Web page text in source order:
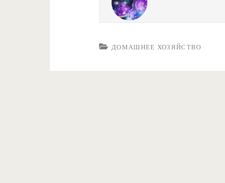
ДОМАШНЕЕ ХОЗЯЙСТВО